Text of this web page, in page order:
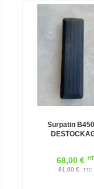
Surpatin
68,00 € HT
81,60 € TTC